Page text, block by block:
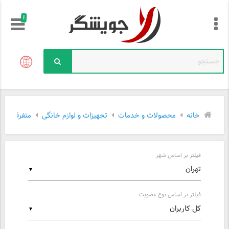
!
خانه محصولات و خدمات تجهیزات و لوازم خانگی متفرقه
▼
فیلتر بر اساس شهر
▼
فیلتر بر اساس نوع عضویت